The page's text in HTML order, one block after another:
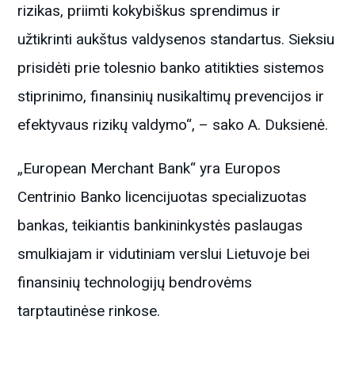
rizikas, priimti kokybiškus sprendimus ir
užtikrinti aukštus valdysenos standartus. Sieksiu
prisidėti prie tolesnio banko atitikties sistemos
stiprinimo, finansinių nusikaltimų prevencijos ir
efektyvaus rizikų valdymo“, – sako A. Duksienė.
„European Merchant Bank“ yra Europos
Centrinio Banko licencijuotas specializuotas
bankas, teikiantis bankininkystės paslaugas
smulkiajam ir vidutiniam verslui Lietuvoje bei
finansinių technologijų bendrovėms
tarptautinėse rinkose.